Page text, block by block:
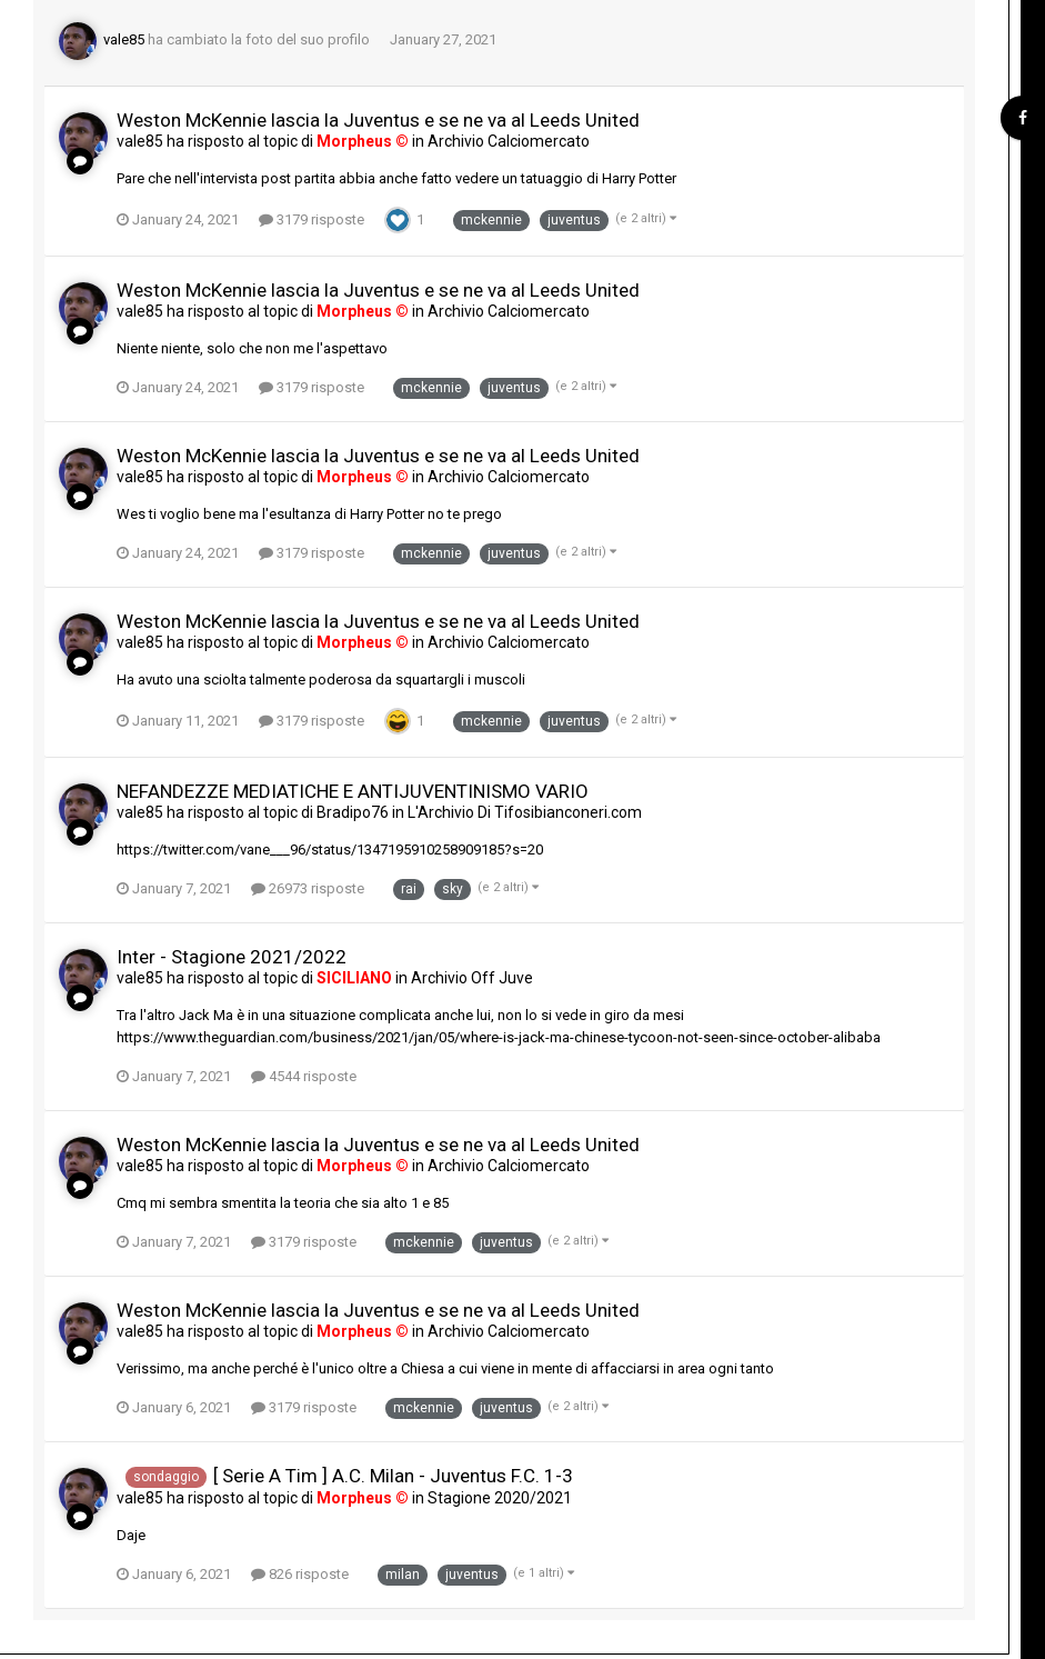
vale85 ha cambiato la foto del suo profilo January 27, 2021
Weston McKennie lascia la Juventus e se ne va al Leeds United
vale85 ha risposto al topic di Morpheus © in Archivio Calciomercato
Pare che nell'intervista post partita abbia anche fatto vedere un tatuaggio di Harry Potter
January 24, 2021 3179 risposte 1 mckennie juventus (e 2 altri)
Weston McKennie lascia la Juventus e se ne va al Leeds United
vale85 ha risposto al topic di Morpheus © in Archivio Calciomercato
Niente niente, solo che non me l'aspettavo
January 24, 2021 3179 risposte mckennie juventus (e 2 altri)
Weston McKennie lascia la Juventus e se ne va al Leeds United
vale85 ha risposto al topic di Morpheus © in Archivio Calciomercato
Wes ti voglio bene ma l'esultanza di Harry Potter no te prego
January 24, 2021 3179 risposte mckennie juventus (e 2 altri)
Weston McKennie lascia la Juventus e se ne va al Leeds United
vale85 ha risposto al topic di Morpheus © in Archivio Calciomercato
Ha avuto una sciolta talmente poderosa da squartargli i muscoli
January 11, 2021 3179 risposte 1 mckennie juventus (e 2 altri)
NEFANDEZZE MEDIATICHE E ANTIJUVENTINISMO VARIO
vale85 ha risposto al topic di Bradipo76 in L'Archivio Di Tifosibianconeri.com
https://twitter.com/vane___96/status/1347195910258909185?s=20
January 7, 2021 26973 risposte rai sky (e 2 altri)
Inter - Stagione 2021/2022
vale85 ha risposto al topic di SICILIANO in Archivio Off Juve
Tra l'altro Jack Ma è in una situazione complicata anche lui, non lo si vede in giro da mesi
https://www.theguardian.com/business/2021/jan/05/where-is-jack-ma-chinese-tycoon-not-seen-since-october-alibaba
January 7, 2021 4544 risposte
Weston McKennie lascia la Juventus e se ne va al Leeds United
vale85 ha risposto al topic di Morpheus © in Archivio Calciomercato
Cmq mi sembra smentita la teoria che sia alto 1 e 85
January 7, 2021 3179 risposte mckennie juventus (e 2 altri)
Weston McKennie lascia la Juventus e se ne va al Leeds United
vale85 ha risposto al topic di Morpheus © in Archivio Calciomercato
Verissimo, ma anche perché è l'unico oltre a Chiesa a cui viene in mente di affacciarsi in area ogni tanto
January 6, 2021 3179 risposte mckennie juventus (e 2 altri)
sondaggio [ Serie A Tim ] A.C. Milan - Juventus F.C. 1-3
vale85 ha risposto al topic di Morpheus © in Stagione 2020/2021
Daje
January 6, 2021 826 risposte milan juventus (e 1 altri)